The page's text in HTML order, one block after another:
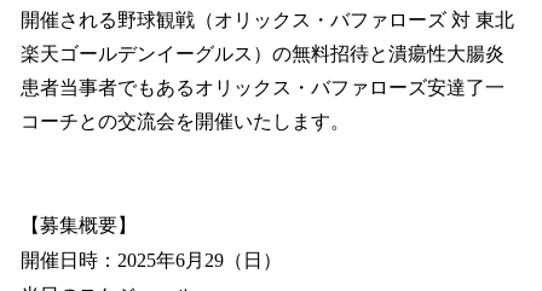
開催される野球観戦（オリックス・バファローズ 対 東北
楽天ゴールデンイーグルス）の無料招待と潰瘍性大腸炎
患者当事者でもあるオリックス・バファローズ安達了一
コーチとの交流会を開催いたします。
【募集概要】
開催日時：2025年6月29（日）